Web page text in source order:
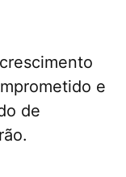
e
de